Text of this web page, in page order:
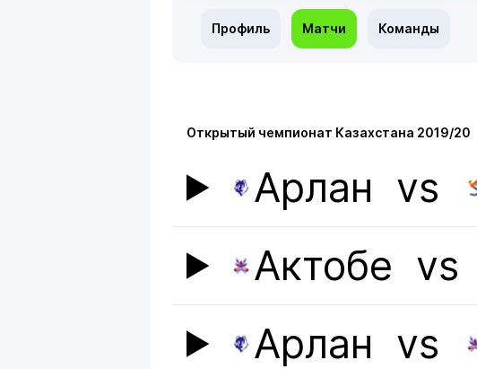
Профиль Матчи Команды
Открытый чемпионат Казахстана 2019/20
Арлан vs
Актобе vs
Арлан vs